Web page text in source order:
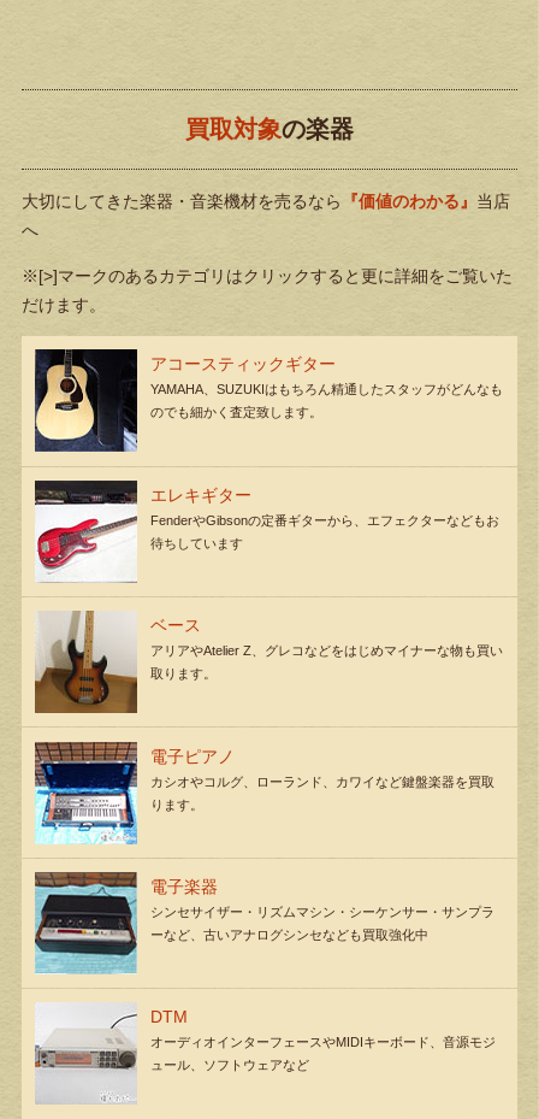
買取対象の楽器
大切にしてきた楽器・音楽機材を売るなら 『価値のわかる』 当店
へ
※[>]マークのあるカテゴリはクリックすると更に詳細をご覧いた
だけます。
アコースティックギター
YAMAHA、SUZUKIはもちろん精通したスタッフがどんなも
のでも細かく査定致します。
エレキギター
FenderやGibsonの定番ギターから、エフェクターなどもお
待ちしています
ベース
アリアやAtelier Z、グレコなどをはじめマイナーな物も買い
取ります。
電子ピアノ
カシオやコルグ、ローランド、カワイなど鍵盤楽器を買取
ります。
電子楽器
シンセサイザー・リズムマシン・シーケンサー・サンプラ
ーなど、古いアナログシンセなども買取強化中
DTM
オーディオインターフェースやMIDIキーボード、音源モジ
ュール、ソフトウェアなど